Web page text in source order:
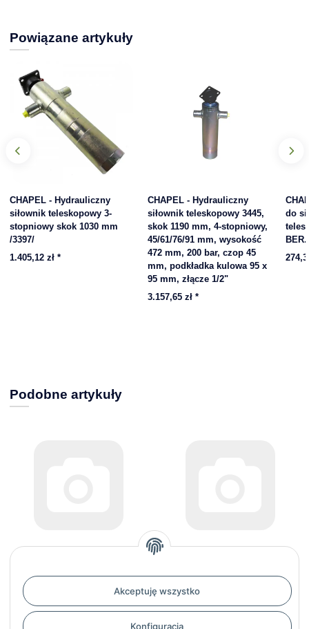
Akceptuję wszystko
Konfiguracja
Powiązane artykuły
CHAPEL - Hydrauliczny
siłownik teleskopowy 3-
stopniowy skok 1030 mm
/3397/
1.405,12 zł *
CHAPEL - Hydrauliczny
siłownik teleskopowy 3445,
skok 1190 mm, 4-stopniowy,
45/61/76/91 mm, wysokość
472 mm, 200 bar, czop 45
mm, podkładka kulowa 95 x
95 mm, złącze 1/2"
3.157,65 zł *
do
Podobne artykuły
siłownik teleskopowy 4-
stopniowy skok 1348mm 3497
2.170,25 zł*
stopniowy skok 875 MM / 307 I /
bez flanszy- na sworzeń